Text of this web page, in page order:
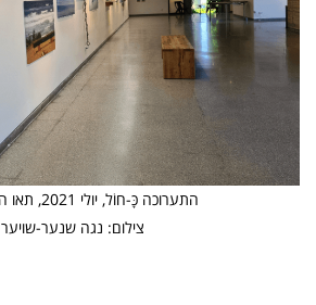
התערוכה כָּ-חוֹל, יולי 2021, תאו הרצליה |
צילום: נגה שנער-שויער